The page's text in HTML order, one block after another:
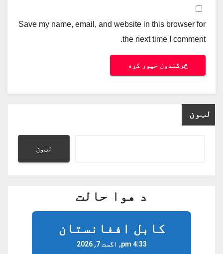
Save my name, email, and website in this browser for
the next time I comment.
لټون
لټون
د هوا حالت
کابل افغانستان
4:33 pm, اگست 7, 2026